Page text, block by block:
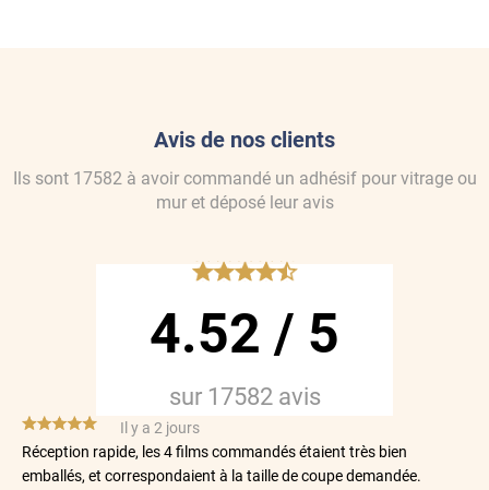
Avis de nos clients
Ils sont 17582 à avoir commandé un adhésif pour vitrage ou
muret déposé leur avis
*****
4.52 / 5
sur 17582avis
*****
Réception rapide, les 4 films commandés étaient très bien
emballés, et correspondaient à la taille de coupe demandée.
Il y a 2 jours